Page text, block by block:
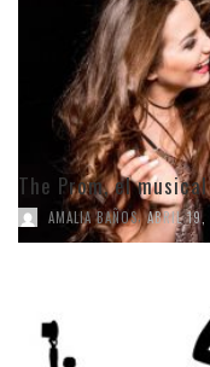
The Prom, el
AMALIA BAÑOS, ABRIL